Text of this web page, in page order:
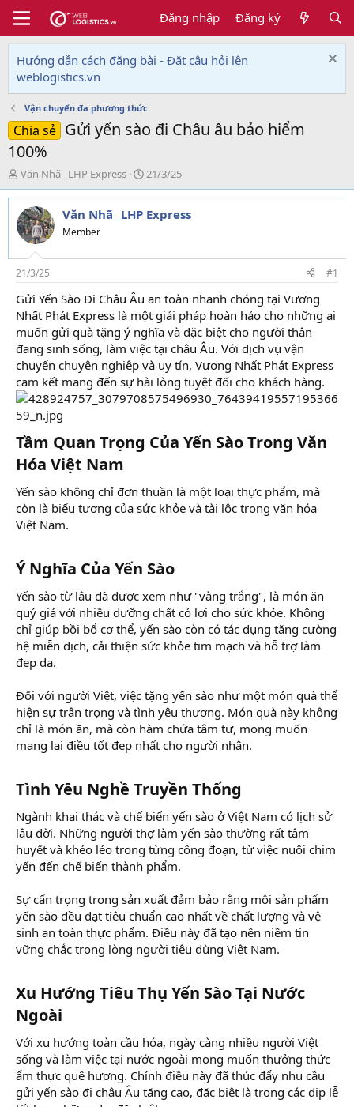
Đăng nhập Đăng ký
Hướng dẫn cách đăng bài - Đặt câu hỏi lên
weblogistics.vn
Vận chuyển đa phương thức
Chia sẻ Gửi yến sào đi Châu âu bảo hiểm
100%
T
h
r
e
a
d
s
t
a
r
t
e
r
Văn Nhã _LHP Express
N
g
à
y
i
21/3/25
Văn Nhã _LHP Express
Member
21/3/25 #1
Gửi Yến Sào Đi Châu Âu an toàn nhanh chóng tại Vương
Nhất Phát Express là một giải pháp hoàn hảo cho những ai
muốn gửi quà tặng ý nghĩa và đặc biệt cho người thân
đang sinh sống, làm việc tại châu Âu. Với dịch vụ vận
chuyển chuyên nghiệp và uy tín, Vương Nhất Phát Express
cam kết mang đến sự hài lòng tuyệt đối cho khách hàng.
Tầm Quan Trọng Của Yến Sào Trong Văn
Hóa Việt Nam​
Yến sào không chỉ đơn thuần là một loại thực phẩm, mà
còn là biểu tượng của sức khỏe và tài lộc trong văn hóa
Việt Nam.
Ý Nghĩa Của Yến Sào​
Yến sào từ lâu đã được xem như "vàng trắng", là món ăn
quý giá với nhiều dưỡng chất có lợi cho sức khỏe. Không
chỉ giúp bồi bổ cơ thể, yến sào còn có tác dụng tăng cường
hệ miễn dịch, cải thiện sức khỏe tim mạch và hỗ trợ làm
đẹp da.
Đối với người Việt, việc tặng yến sào như một món quà thể
hiện sự trân trọng và tình yêu thương. Món quà này không
chỉ là món ăn, mà còn hàm chứa tâm tư, mong muốn
mang lại điều tốt đẹp nhất cho người nhận.
Tình Yêu Nghề Truyền Thống​
Ngành khai thác và chế biến yến sào ở Việt Nam có lịch sử
lâu đời. Những người thợ làm yến sào thường rất tâm
huyết và khéo léo trong từng công đoạn, từ việc nuôi chim
yến đến chế biến thành phẩm.
Sự cẩn trọng trong sản xuất đảm bảo rằng mỗi sản phẩm
yến sào đều đạt tiêu chuẩn cao nhất về chất lượng và vệ
sinh an toàn thực phẩm. Điều này đã tạo nên niềm tin
vững chắc trong lòng người tiêu dùng Việt Nam.
Xu Hướng Tiêu Thụ Yến Sào Tại Nước
Ngoài​
Với xu hướng toàn cầu hóa, ngày càng nhiều người Việt
sống và làm việc tại nước ngoài mong muốn thưởng thức
ẩm thực quê hương. Chính điều này đã thúc đẩy nhu cầu
gửi yến sào đi châu Âu tăng cao, đặc biệt là trong các dịp lễ